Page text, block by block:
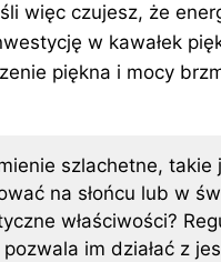
więc czujesz, że
w kawałek
piękna i mocy
szlachetne, takie
na słońcu lub w
właściwości?
pozwala im działać z